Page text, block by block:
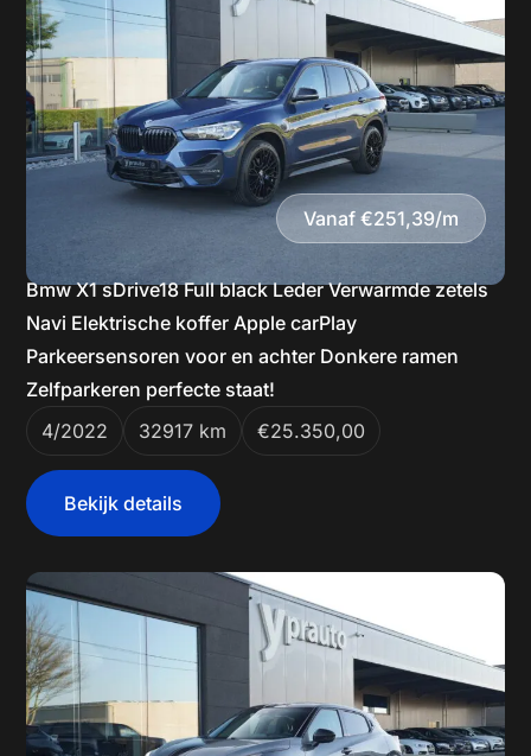
Vanaf €251,39/m
Bmw X1 sDrive18 Full black Leder Verwarmde zetels
Navi Elektrische koffer Apple carPlay
Parkeersensoren voor en achter Donkere ramen
Zelfparkeren perfecte staat!
4/2022
32917 km €25.350,00
Bekijk details